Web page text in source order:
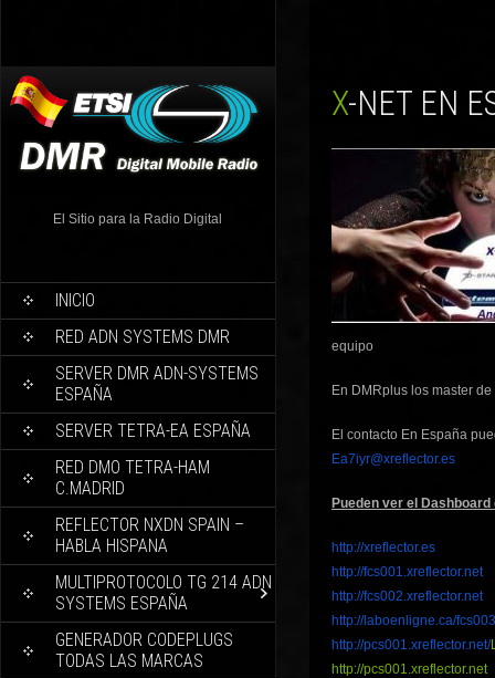
El Sitio para la Radio Digital
INICIO
RED ADN SYSTEMS DMR
SERVER DMR ADN-SYSTEMS
ESPAÑA
SERVER TETRA-EA ESPAÑA
RED DMO TETRA-HAM
C.MADRID
REFLECTOR NXDN SPAIN –
HABLA HISPANA
MULTIPROTOCOLO TG 214 ADN
SYSTEMS ESPAÑA
GENERADOR CODEPLUGS
TODAS LAS MARCAS
X-NET EN
equipo
En DMRplus los master
El contacto En España
Ea7iyr@xreflector.es
Pueden ver el
http://xreflector.es
http://fcs001.xreflector.net
http://fcs002.xreflector.net
http://laboenligne.ca/
http://pcs001.xreflector.net/
http://pcs001.xreflector.net